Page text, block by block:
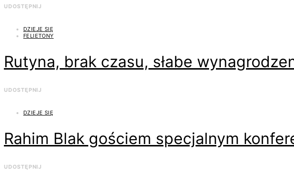
UDOSTĘPNIJ
DZIEJE SIĘ
FELIETONY
Rutyna, brak czasu, słabe
UDOSTĘPNIJ
DZIEJE SIĘ
Rahim Blak gościem specjalnym
UDOSTĘPNIJ